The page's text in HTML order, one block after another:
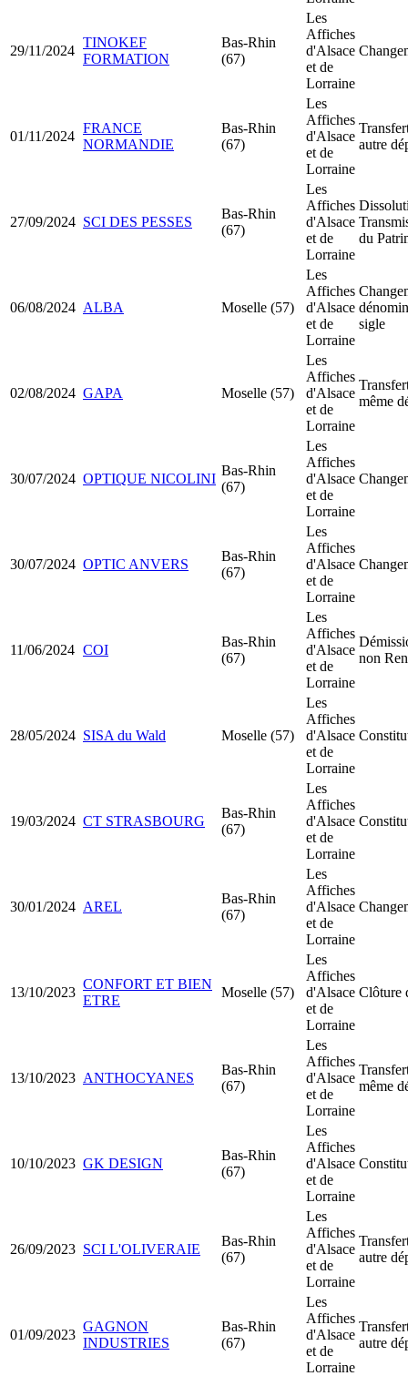
29/11/2024
TINOKEF
FORMATION
Bas-Rhin
(67)
Les
Affiches
d'Alsace
et de
Lorraine
01/11/2024
FRANCE
NORMANDIE
Bas-Rhin
(67)
Les
Affiches
d'Alsace
et de
Lorraine
autre
27/09/2024 SCI DES PESSES
Bas-Rhin
(67)
Les
Affiches
d'Alsace
et de
Lorraine
du
06/08/2024 ALBA Moselle (57)
Les
Affiches
d'Alsace
et de
Lorraine
sigle
02/08/2024 GAPA Moselle (57)
Les
Affiches
d'Alsace
et de
Lorraine
même
30/07/2024 OPTIQUE NICOLINI
Bas-Rhin
(67)
Les
Affiches
d'Alsace
et de
Lorraine
30/07/2024 OPTIC ANVERS
Bas-Rhin
(67)
Les
Affiches
d'Alsace
et de
Lorraine
11/06/2024 COI
Bas-Rhin
(67)
Les
Affiches
d'Alsace
et de
Lorraine
non
28/05/2024 SISA du Wald Moselle (57)
Les
Affiches
d'Alsace
et de
Lorraine
19/03/2024 CT STRASBOURG
Bas-Rhin
(67)
Les
Affiches
d'Alsace
et de
Lorraine
30/01/2024 AREL
Bas-Rhin
(67)
Les
Affiches
d'Alsace
et de
Lorraine
13/10/2023
CONFORT ET BIEN
ETRE
Moselle (57)
Les
Affiches
d'Alsace
et de
Lorraine
Clôture
13/10/2023 ANTHOCYANES
Bas-Rhin
(67)
Les
Affiches
d'Alsace
et de
Lorraine
même
10/10/2023 GK DESIGN
Bas-Rhin
(67)
Les
Affiches
d'Alsace
et de
Lorraine
26/09/2023 SCI L'OLIVERAIE
Bas-Rhin
(67)
Les
Affiches
d'Alsace
et de
Lorraine
autre
01/09/2023
GAGNON
INDUSTRIES
Bas-Rhin
(67)
Les
Affiches
d'Alsace
et de
Lorraine
autre